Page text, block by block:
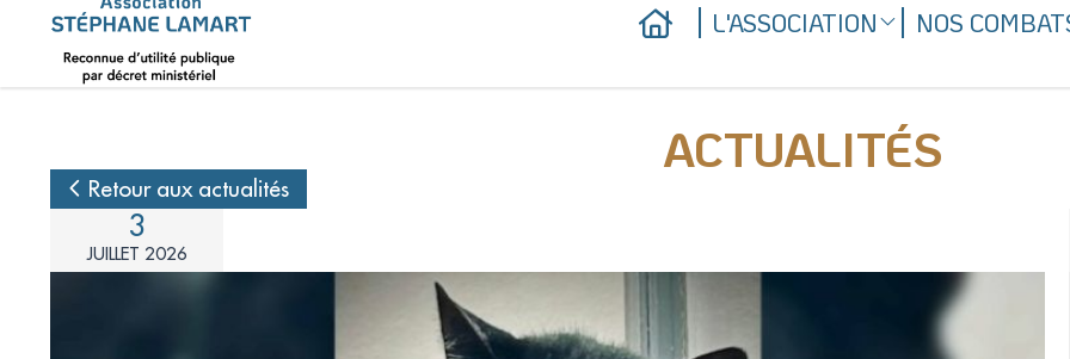
L'ASSOCIATION
Nous soutenir
NOS
ACTUALITÉS
Retour aux actualités
3
JUILLET 2026